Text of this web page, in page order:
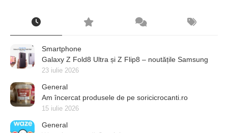
Smartphone
Galaxy Z Fold8 Ultra și Z Flip8 – noutățile Samsung
23 iulie 2026
General
Am încercat produsele de pe soricicrocanti.ro
15 iulie 2026
General